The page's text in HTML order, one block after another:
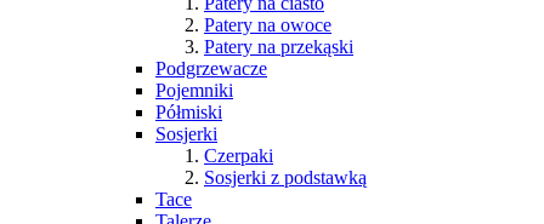
Patery na owoce
Patery na przekąski
Podgrzewacze
Pojemniki
Półmiski
Sosjerki
Czerpaki
Sosjerki z podstawką
Tace